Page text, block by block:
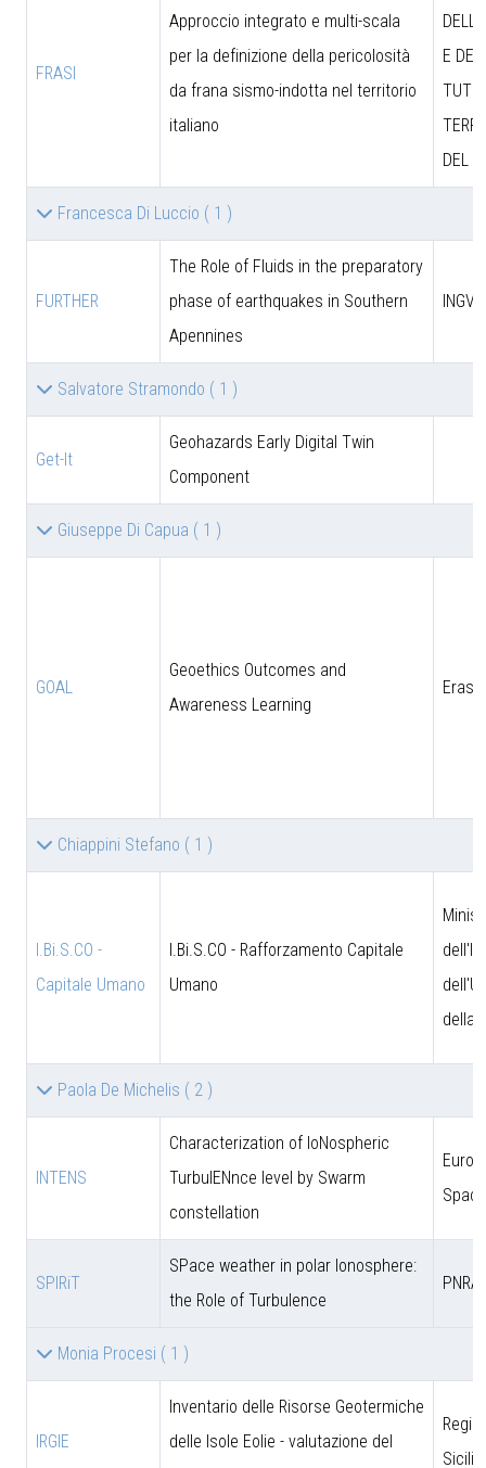
FRASI
Approccio integrato e multi-scala
per la definizione della pericolosità
da frana sismo-indotta nel territorio
italiano
E
DEL
Francesca Di Luccio ( 1 )
FURTHER
The Role of Fluids in the preparatory
phase of earthquakes in Southern
Apennines
INGV
Salvatore Stramondo ( 1 )
Get-It
Geohazards Early Digital Twin
Component
Giuseppe Di Capua ( 1 )
GOAL
Geoethics Outcomes and
Awareness Learning
Chiappini Stefano ( 1 )
I.Bi.S.CO -
Capitale Umano
I.Bi.S.CO - Rafforzamento Capitale
Umano
della
Paola De Michelis ( 2 )
INTENS
Characterization of IoNospheric
TurbulENnce level by Swarm
constellation
SPIRiT
SPace weather in polar Ionosphere:
the Role of Turbulence
PNRA
Monia Procesi ( 1 )
IRGIE
Inventario delle Risorse Geotermiche
delle Isole Eolie - valutazione del